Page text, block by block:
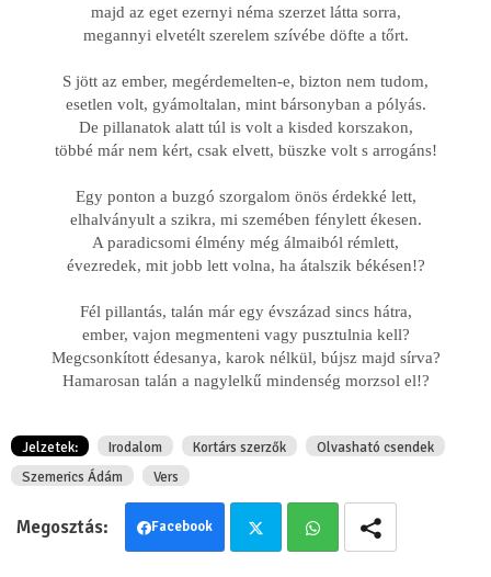
majd az eget ezernyi néma szerzet látta sorra,
megannyi elvetélt szerelem szívébe döfte a tőrt.
S jött az ember, megérdemelten-e, bizton nem tudom,
esetlen volt, gyámoltalan, mint bársonyban a pólyás.
De pillanatok alatt túl is volt a kisded korszakon,
többé már nem kért, csak elvett, büszke volt s arrogáns!
Egy ponton a buzgó szorgalom önös érdekké lett,
elhalványult a szikra, mi szemében fénylett ékesen.
A paradicsomi élmény még álmaiból rémlett,
évezredek, mit jobb lett volna, ha átalszik békésen!?
Fél pillantás, talán már egy évszázad sincs hátra,
ember, vajon megmenteni vagy pusztulnia kell?
Megcsonkított édesanya, karok nélkül, bújsz majd sírva?
Hamarosan talán a nagylelkű mindenség morzsol el!?
Jelzetek: Irodalom Kortárs szerzők
Olvasható csendek
Szemerics Ádám
Vers
Facebook